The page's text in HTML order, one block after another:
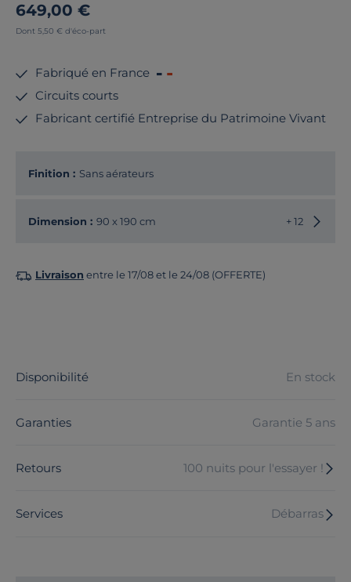
649,00 €
Dont 5,50 € d'éco-part
Fabriqué en France
Circuits courts
Fabricant certifié Entreprise du Patrimoine Vivant
Finition : Sans aérateurs
Dimension : 90 x 190 cm + 12
Livraison entre le 17/08 et le 24/08 (OFFERTE)
Disponibilité En stock
Garanties Garantie 5 ans
Retours 100 nuits pour l'essayer !
Services Débarras